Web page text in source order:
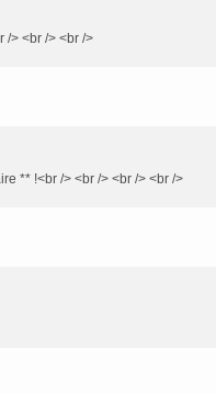
/> <br /> <br />
** !<br /> <br /> <br /> <br />